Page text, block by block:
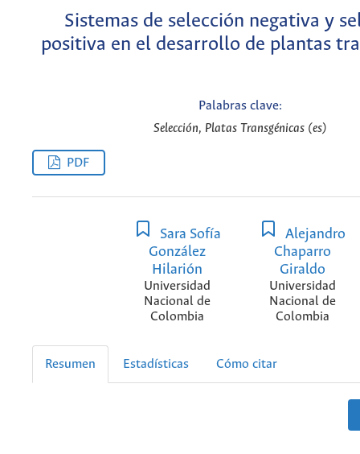
Sistemas de selección negativa y
positiva en el desarrollo de plantas
Palabras clave:
Selección, Platas Transgénicas (es)
PDF
Sara Sofía
González
Hilarión
Universidad
Nacional de
Colombia
Alejandro
Chaparro
Giraldo
Universidad
Nacional de
Colombia
Resumen Estadísticas Cómo citar